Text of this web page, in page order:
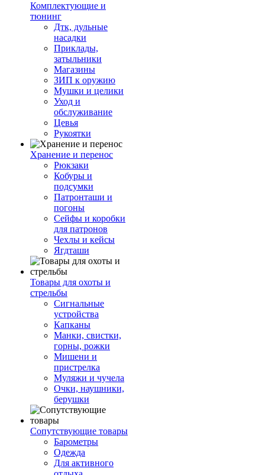
Комплектующие и
тюнинг
Дтк, дульные
насадки
Приклады,
затыльники
Магазины
ЗИП к оружию
Мушки и целики
Уход и
обслуживание
Цевья
Рукоятки
Хранение и перенос
Рюкзаки
Кобуры и
подсумки
Патронташи и
погоны
Сейфы и коробки
для патронов
Чехлы и кейсы
Ягдташи
Товары для охоты и
стрельбы
Сигнальные
устройства
Капканы
Манки, свистки,
горны, рожки
Мишени и
пристрелка
Муляжи и чучела
Очки, наушники,
берушки
Сопутствующие товары
Барометры
Одежда
Для активного